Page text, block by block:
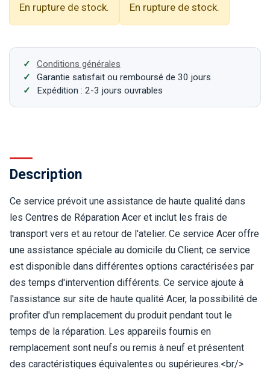
En rupture de stock. En rupture de stock.
Conditions générales
Garantie satisfait ou remboursé de 30 jours
Expédition : 2-3 jours ouvrables
Description
Ce service prévoit une assistance de haute qualité dans
les Centres de Réparation Acer et inclut les frais de
transport vers et au retour de l'atelier. Ce service Acer offre
une assistance spéciale au domicile du Client; ce service
est disponible dans différentes options caractérisées par
des temps d'intervention différents. Ce service ajoute à
l'assistance sur site de haute qualité Acer, la possibilité de
profiter d'un remplacement du produit pendant tout le
temps de la réparation. Les appareils fournis en
remplacement sont neufs ou remis à neuf et présentent
des caractéristiques équivalentes ou supérieures.<br/>